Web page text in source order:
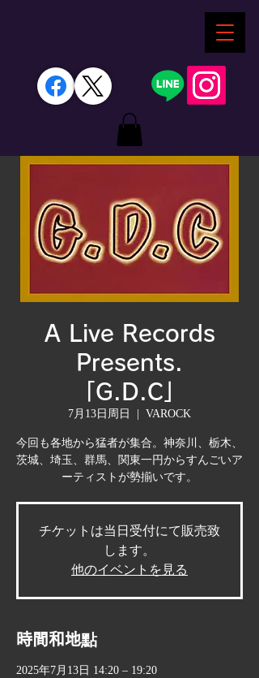
A Live Records
Presents.
「G.D.C」
7月13日周日
  |
VAROCK
今回も各地から猛者が集合。神奈川、栃木、
茨城、埼玉、群馬、関東一円からすんごいア
ーティストが勢揃いです。
チケットは当日受付にて販売致
します。
他のイベントを見る
時間和地點
2025年7月13日 14:20 – 19:20